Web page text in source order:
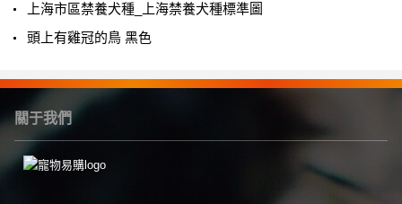
上海市區禁養犬種_上海禁養犬種標準圖
頭上有雞冠的鳥 黑色
關于我們